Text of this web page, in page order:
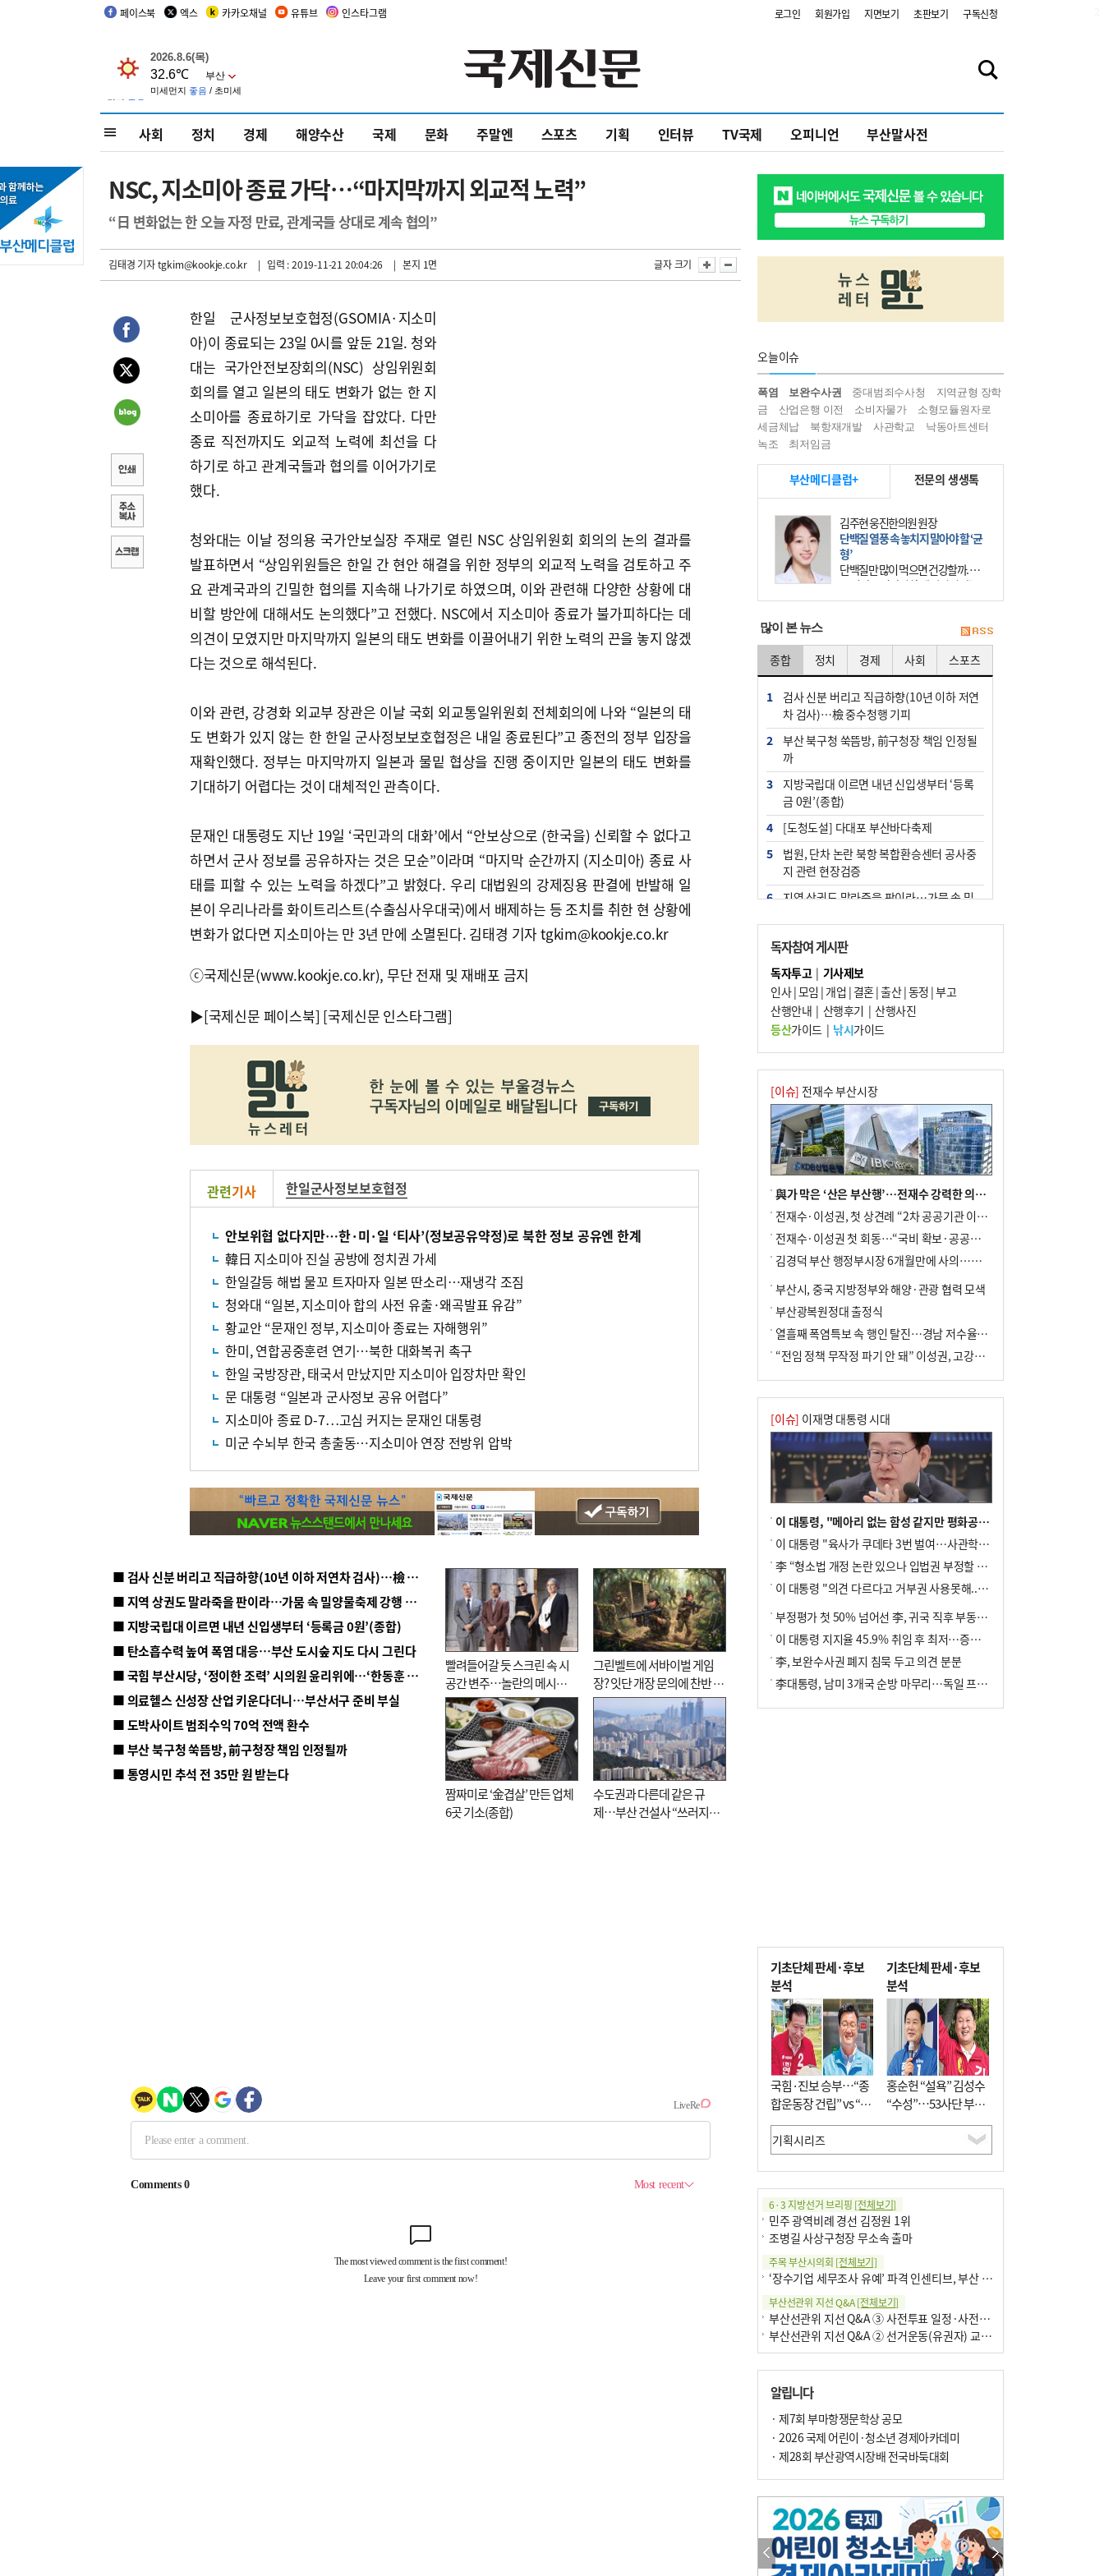
페이스북 엑스 카카오채널 유튜브 인스타그램 로그인 회원가입 지면보기 초판보기 구독신청
사회 정치 경제 해양수산 국제 문화 주말엔 스포츠 기획 인터뷰 TV국제 오피니언 부산말사전
NSC, 지소미아 종료 가닥…“마지막까지 외교적 노력”
“日 변화없는 한 오늘 자정 만료, 관계국들 상대로 계속 협의”
김태경 기자tgkim@kookje.co.kr | 입력 : 2019-11-21 20:04:26 | 본지 1면 글자 크기
한일 군사정보보호협정(GSOMIA·지소미
아)이 종료되는 23일 0시를 앞둔 21일. 청와
대는 국가안전보장회의(NSC) 상임위원회
회의를 열고 일본의 태도 변화가 없는 한 지
소미아를 종료하기로 가닥을 잡았다. 다만
종료 직전까지도 외교적 노력에 최선을 다
하기로 하고 관계국들과 협의를 이어가기로
했다.
청와대는 이날 정의용 국가안보실장 주재로 열린 NSC 상임위원회 회의의 논의 결과를
발표하면서 “상임위원들은 한일 간 현안 해결을 위한 정부의 외교적 노력을 검토하고 주
요 관계국과의 긴밀한 협의를 지속해 나가기로 하였으며, 이와 관련해 다양한 상황에 대
비할 방안에 대해서도 논의했다”고 전했다. NSC에서 지소미아 종료가 불가피하다는 데
의견이 모였지만 마지막까지 일본의 태도 변화를 이끌어내기 위한 노력의 끈을 놓지 않겠
다는 것으로 해석된다.
이와 관련, 강경화 외교부 장관은 이날 국회 외교통일위원회 전체회의에 나와 “일본의 태
도 변화가 있지 않는 한 한일 군사정보보호협정은 내일 종료된다”고 종전의 정부 입장을
재확인했다. 정부는 마지막까지 일본과 물밑 협상을 진행 중이지만 일본의 태도 변화를
기대하기 어렵다는 것이 대체적인 관측이다.
문재인 대통령도 지난 19일 ‘국민과의 대화’에서 “안보상으로 (한국을) 신뢰할 수 없다고
하면서 군사 정보를 공유하자는 것은 모순”이라며 “마지막 순간까지 (지소미아) 종료 사
태를 피할 수 있는 노력을 하겠다”고 밝혔다. 우리 대법원의 강제징용 판결에 반발해 일
본이 우리나라를 화이트리스트(수출심사우대국)에서 배제하는 등 조치를 취한 현 상황에
변화가 없다면 지소미아는 만 3년 만에 소멸된다. 김태경 기자 tgkim@kookje.co.kr
ⓒ국제신문(www.kookje.co.kr), 무단 전재 및 재배포 금지
▶[국제신문 페이스북] [국제신문 인스타그램]
관련기사 한일군사정보보호협정
안보위협 없다지만…한·미·일 ‘티사’(정보공유약정)로 북한 정보 공유엔 한계
韓日 지소미아 진실 공방에 정치권 가세
한일갈등 해법 물꼬 트자마자 일본 딴소리…재냉각 조짐
청와대 “일본, 지소미아 합의 사전 유출·왜곡발표 유감”
황교안 “문재인 정부, 지소미아 종료는 자해행위”
한미, 연합공중훈련 연기…북한 대화복귀 촉구
한일 국방장관, 태국서 만났지만 지소미아 입장차만 확인
문 대통령 “일본과 군사정보 공유 어렵다”
지소미아 종료 D-7…고심 커지는 문재인 대통령
미군 수뇌부 한국 총출동…지소미아 연장 전방위 압박
■ 검사 신분 버리고 직급하향(10년 이하 저연차 검사)…檢 중수청행 기피
■ 지역 상권도 말라죽을 판이라…가뭄 속 밀양물축제 강행 논란
■ 지방국립대 이르면 내년 신입생부터 ‘등록금 0원’(종합)
■ 탄소흡수력 높여 폭염 대응…부산 도시숲 지도 다시 그린다
■ 국힘 부산시당, ‘정이한 조력’ 시의원 윤리위에…‘한동훈 지지’도 신고접수
■ 의료헬스 신성장 산업 키운다더니…부산서구 준비 부실
■ 도박사이트 범죄수익 70억 전액 환수
■ 부산 북구청 쑥뜸방, 前구청장 책임 인정될까
■ 통영시민 추석 전 35만 원 받는다
빨려들어갈 듯 스크린 속 시
공간 변주…놀란의 메시지
는 ‘전쟁 속죄’
그린벨트에 서바이벌 게임
장? 잇단 개장 문의에 찬반 논
쟁
짬짜미로 ‘金겹살’ 만든 업체
6곳 기소(종합)
수도권과 다른데 같은 규
제…부산 건설사 “쓰러지기
오늘이슈
폭염 보완수사권 중대범죄수사청
지역균형 장학
금
산업은행 이전 소비자물가
소형모듈원자로
세금체납
북항재개발 사관학교
낙동아트센터
녹조
최저임금
부산메디클럽+ 전문의 생생톡
김주현 웅진한의원 원장
단백질 열풍 속 놓치지 말아야 할 ‘균
형’
단백질만 많이 먹으면 건강할까. 요
즘 건강을 이야기할 때 빠지지 않는
키워드가 단백질이다. 헬스장을 다니
많이 본 뉴스
종합 정치 경제 사회 스포츠
1
검사 신분 버리고 직급하향(10년 이하 저연
차 검사)…檢 중수청행 기피
2
부산 북구청 쑥뜸방, 前구청장 책임 인정될
까
3
지방국립대 이르면 내년 신입생부터 ‘등록
금 0원’(종합)
4
[도청도설] 다대포 부산바다축제
5
법원, 단차 논란 북항 복합환승센터 공사중
지 관련 현장검증
6
지역 상권도 말라죽을 판이라…가뭄 속 밀
7
통영시민 추석 전 35만 원 받는다
8
해양수산부 신청사 북항재개발 부지에 짓
는다
9
부산 철강공장 50대 노동자 추락사
10 국힘 부산시당, ‘정이한 조력’ 시의원 윤리
위에…‘한동훈 지지’도 신고접수
독자참여 게시판
독자투고| 기사제보
인사|모임 | 개업 | 결혼|출산|동정 |부고
산행안내 | 산행후기 | 산행사진
등산가이드| 낚시가이드
[이슈] 전재수 부산시장
與가 막은 ‘산은 부산행’…전재수 강력한 의지 표명 없인 공염불
전재수·이성권, 첫 상견례 “2차 공공기관 이전 초당 협력”(종합)
전재수·이성권 첫 회동…“국비 확보·공공기관 이전 협력”
김경덕 부산 행정부시장 6개월만에 사의…후임 인선 촉각
부산시, 중국 지방정부와 해양·관광 협력 모색
부산광복원정대 출정식
열흘째 폭염특보 속 행인 탈진…경남 저수율 평년의 절반
“전임 정책 무작정 파기 안 돼” 이성권, 고강도 ‘전재수 견제’ 예고
[이슈] 이재명 대통령 시대
이 대통령, "메아리 없는 함성 같지만 평화공존책 계속해야"
이 대통령 "육사가 쿠데타 3번 벌여…사관학교 통합 신속히 추진"
李 “형소법 개정 논란 있으나 입법권 부정할 만큼은 아냐”(종합)
이 대통령 "의견 다르다고 거부권 사용못해.. 입법권 부정할 상황이라 보기 어려워"
부정평가 첫 50% 넘어선 李, 귀국 직후 부동산·증시 점검(종합)
이 대통령 지지율 45.9% 취임 후 최저…증시 폭락·연임 개헌 논란 영향
李, 보완수사권 폐지 침묵 두고 의견 분분
李대통령, 남미 3개국 순방 마무리…독일 프랑크푸르트 향해 출발
기초단체 판세·후보
분석
국힘·진보 승부…“종
합운동장 건립” vs “출
근 공공버스 도입”
기초단체 판세·후보
분석
홍순헌 “설욕” 김성수
“수성”…53사단 부지
개발엔 한 목소리
6·3 지방선거 브리핑 [전체보기]
민주 광역비례 경선 김정원 1위
조병길 사상구청장 무소속 출마
주목 부산시의회 [전체보기]
‘장수기업 세무조사 유예’ 파격 인센티브, 부산 유출 막을까
부산선관위 지선 Q&A[전체보기]
부산선관위 지선 Q&A ③ 사전투표 일정·사전투표함 보관
부산선관위 지선 Q&A ② 선거운동(유권자) 교육감투표용지
알립니다
· 제7회 부마항쟁문학상 공모
· 2026 국제 어린이·청소년 경제아카데미
· 제28회 부산광역시장배 전국바둑대회